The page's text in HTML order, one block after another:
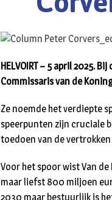
HELVOIRT – 5 april 2025.
Commissaris van de
Ze noemde het verdiepte
speerpunten zijn cruciale
toedoen van de
Voor het spoor wist Van
maar liefst 800 miljoen
2030 maar bestuurlijk is